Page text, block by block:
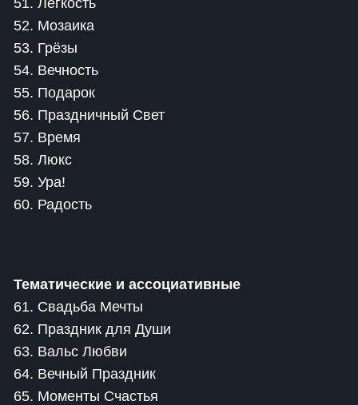
51. Легкость
52. Мозаика
53. Грёзы
54. Вечность
55. Подарок
56. Праздничный Свет
57. Время
58. Люкс
59. Ура!
60. Радость
Тематические и ассоциативные
61. Свадьба Мечты
62. Праздник для Души
63. Вальс Любви
64. Вечный Праздник
65. Моменты Счастья